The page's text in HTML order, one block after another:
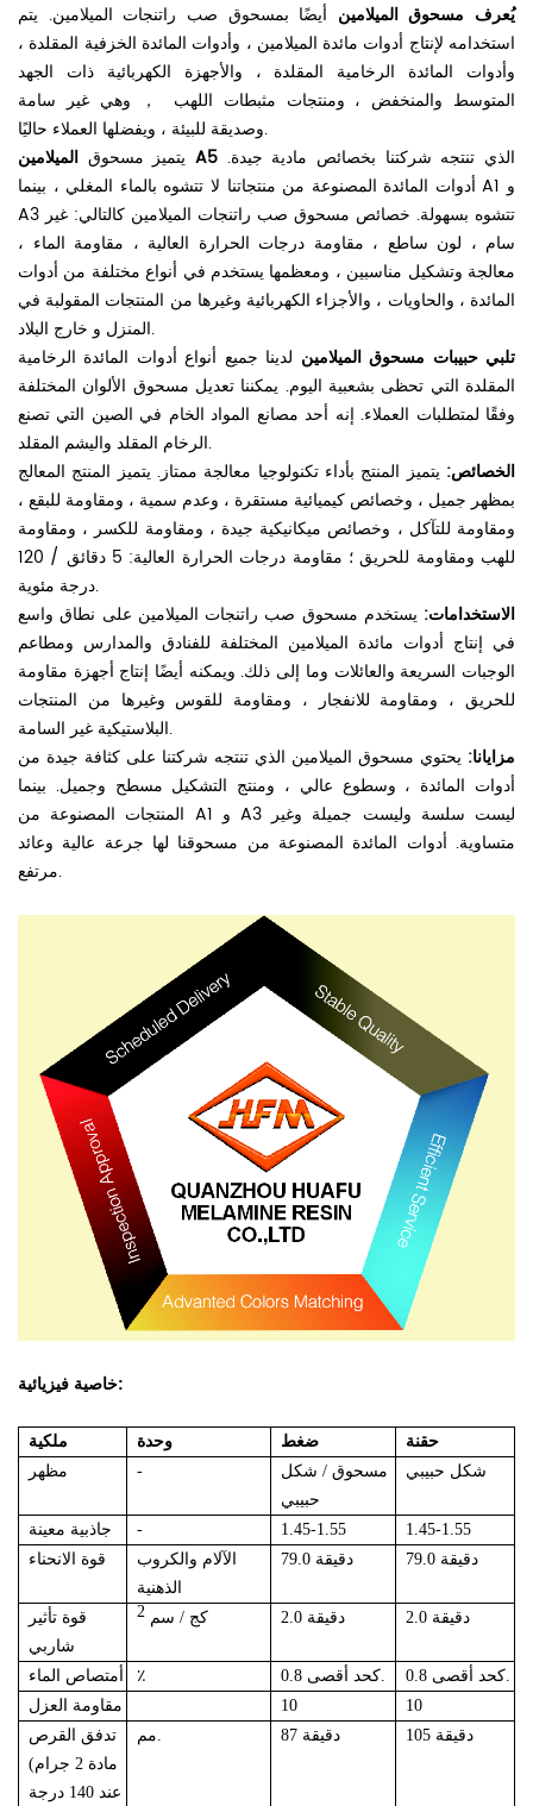
يُعرف مسحوق الميلامين أيضًا بمسحوق صب راتنجات الميلامين. يتم
استخدامه لإنتاج أدوات مائدة الميلامين ، وأدوات المائدة الخزفية المقلدة ،
وأدوات المائدة الرخامية المقلدة ، والأجهزة الكهربائية ذات الجهد
المتوسط ​​والمنخفض ، ومنتجات مثبطات اللهب ， وهي غير سامة
وصديقة للبيئة ، ويفضلها العملاء حاليًا.
يتميز مسحوق الميلامين A5
أدوات المائدة المصنوعة من منتجاتنا لا تتشوه بالماء المغلي ، بينما A1 و
A3 تتشوه بسهولة. خصائص مسحوق صب راتنجات الميلامين كالتالي: غير
سام ، لون ساطع ، مقاومة درجات الحرارة العالية ، مقاومة الماء ،
معالجة وتشكيل مناسبين ، ومعظمها يستخدم في أنواع مختلفة من أدوات
المائدة ، والحاويات ، والأجزاء الكهربائية وغيرها من المنتجات المقولبة في
المنزل و خارج البلاد.
تلبي حبيبات مسحوق الميلامين لدينا جميع أنواع أدوات المائدة الرخامية
المقلدة التي تحظى بشعبية اليوم. يمكننا تعديل مسحوق الألوان المختلفة
وفقًا لمتطلبات العملاء. إنه أحد مصانع المواد الخام في الصين التي تصنع
الرخام المقلد واليشم المقلد.
الخصائص: يتميز المنتج بأداء تكنولوجيا معالجة ممتاز. يتميز المنتج المعالج
بمظهر جميل ، وخصائص كيميائية مستقرة ، وعدم سمية ، ومقاومة للبقع ،
ومقاومة للتآكل ، وخصائص ميكانيكية جيدة ، ومقاومة للكسر ، ومقاومة
للهب ومقاومة للحريق ؛ مقاومة درجات الحرارة العالية: 5 دقائق / 120
درجة مئوية.
الاستخدامات: يستخدم مسحوق صب راتنجات الميلامين على نطاق واسع
في إنتاج أدوات مائدة الميلامين المختلفة للفنادق والمدارس ومطاعم
الوجبات السريعة والعائلات وما إلى ذلك. ويمكنه أيضًا إنتاج أجهزة مقاومة
للحريق ، ومقاومة للانفجار ، ومقاومة للقوس وغيرها من المنتجات
البلاستيكية غير السامة.
مزايانا: يحتوي مسحوق الميلامين الذي تنتجه شركتنا على كثافة جيدة من
أدوات المائدة ، وسطوع عالي ، ومنتج التشكيل مسطح وجميل. بينما
المنتجات المصنوعة من A1 و A3 ليست سلسة وليست جميلة وغير
متساوية. أدوات المائدة المصنوعة من مسحوقنا لها جرعة عالية وعائد
مرتفع.
خاصية فيزيائية:
ملكية وحدة ضغط
حقنة
مظهر
-
مسحوق / شكل
حبيبي
شكل حبيبي
جاذبية معينة - 1.45-1.55
1.45-1.55
قوة الانحناء
الآلام والكروب
الذهنية
79.0 دقيقة 79.0 دقيقة
قوة تأثير
شاربي
كج / سم 2 2.0 دقيقة 2.0 دقيقة
أمتصاص الماء ٪ 0.8 كحد أقصى.
0.8 كحد أقصى.
مقاومة العزل
10
10
تدفق القرص
(مادة 2 جرام
عند 140 درجة
مم. 87 دقيقة 105 دقيقة